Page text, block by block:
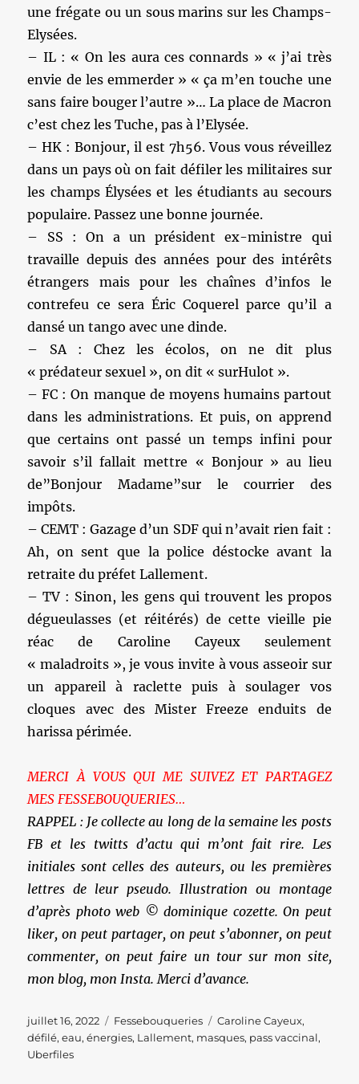
une frégate ou un sous marins sur les Champs-
Elysées.
– IL : « On les aura ces connards » « j’ai très
envie de les emmerder » « ça m’en touche une
sans faire bouger l’autre »… La place de Macron
c’est chez les Tuche, pas à l’Elysée.
– HK : Bonjour, il est 7h56. Vous vous réveillez
dans un pays où on fait défiler les militaires sur
les champs Élysées et les étudiants au secours
populaire. Passez une bonne journée.
– SS : On a un président ex-ministre qui
travaille depuis des années pour des intérêts
étrangers mais pour les chaînes d’infos le
contrefeu ce sera Éric Coquerel parce qu’il a
dansé un tango avec une dinde.
– SA : Chez les écolos, on ne dit plus
« prédateur sexuel », on dit « surHulot ».
– FC : On manque de moyens humains partout
dans les administrations. Et puis, on apprend
que certains ont passé un temps infini pour
savoir s’il fallait mettre « Bonjour » au lieu
de”Bonjour Madame”sur le courrier des
impôts.
– CEMT : Gazage d’un SDF qui n’avait rien fait :
Ah, on sent que la police déstocke avant la
retraite du préfet Lallement.
– TV : Sinon, les gens qui trouvent les propos
dégueulasses (et réitérés) de cette vieille pie
réac de Caroline Cayeux seulement
« maladroits », je vous invite à vous asseoir sur
un appareil à raclette puis à soulager vos
cloques avec des Mister Freeze enduits de
harissa périmée.
MERCI À VOUS QUI ME SUIVEZ ET PARTAGEZ
MES FESSEBOUQUERIES…
RAPPEL : Je collecte au long de la semaine les posts
FB et les twitts d’actu qui m’ont fait rire. Les
initiales sont celles des auteurs, ou les premières
lettres de leur pseudo. Illustration ou montage
d’après photo web © dominique cozette. On peut
liker, on peut partager, on peut s’abonner, on peut
commenter, on peut faire un tour sur mon site,
mon blog, mon Insta. Merci d’avance.
Publié
le
juillet 16, 2022 Catégories
Fessebouqueries Étiquettes
Caroline Cayeux,
défilé,eau,énergies, Lallement, masques, pass vaccinal,
Uberfiles